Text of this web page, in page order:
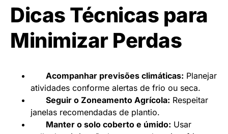
Dicas Técnicas para
Minimizar Perdas
Acompanhar previsões climáticas: Planejar
atividades conforme alertas de frio ou seca.
Seguir o Zoneamento Agrícola: Respeitar
janelas recomendadas de plantio.
Manter o solo coberto e úmido: Usar